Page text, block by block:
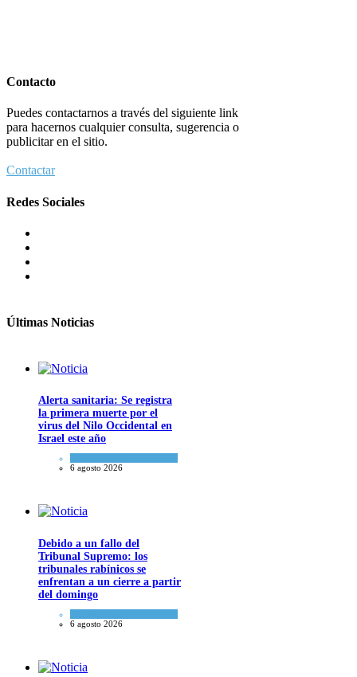
Contacto
Puedes contactarnos a través del siguiente link
para hacernos cualquier consulta, sugerencia o
publicitar en el sitio.
Contactar
Redes Sociales
Últimas Noticias
Alerta sanitaria: Se registra
la primera muerte por el
virus del Nilo Occidental en
Israel este año
6 agosto 2026
Debido a un fallo del
Tribunal Supremo: los
tribunales rabínicos se
enfrentan a un cierre a partir
del domingo
6 agosto 2026